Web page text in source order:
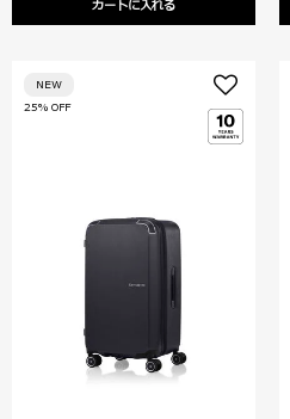
カートに入れる
25% OFF
NEW